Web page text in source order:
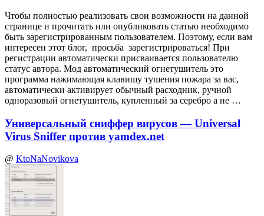
Чтобы полностью реализовать свои возможности на данной
странице и прочитать или опубликовать статью необходимо
быть зарегистрированным пользователем. Поэтому, если вам
интересен этот блог, просьба зарегистрироваться! При
регистрации автоматически присваивается пользователю
статус автора. Мод автоматический огнетушитель это
программа нажимающая клавишу тушения пожара за вас,
автоматически активирует обычный расходник, ручной
одноразовый огнетушитель, купленный за серебро а не …
Универсальный сниффер вирусов — Universal
Virus Sniffer против yamdex.net
@ KtoNaNovikova